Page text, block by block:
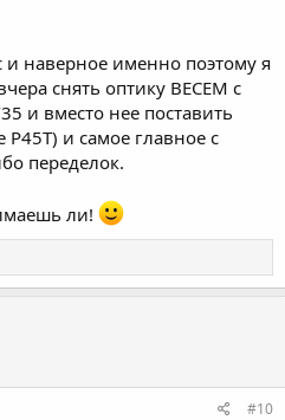
и наверное именно поэтому я
снять оптику ВЕСЕМ с
и вместо нее поставить
и самое главное с
переделок.
ли!
#10